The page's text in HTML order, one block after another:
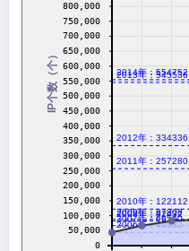
2006年：44032
2007年：66560
2008年：82432
2009年：87808
2010年：122112
2011年：257280
2012年：334336
2013年：545536
2014年：554752
0
50,000
100,000
150,000
200,000
250,000
300,000
350,000
400,000
450,000
500,000
550,000
600,000
650,000
700,000
750,000
800,000
IP个数（个）